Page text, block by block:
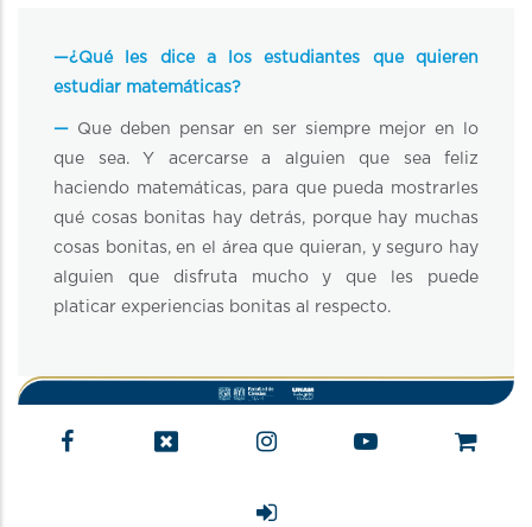
—¿Qué les dice a los estudiantes que quieren
estudiar matemáticas?
— Que deben pensar en ser siempre mejor en lo
que sea. Y acercarse a alguien que sea feliz
haciendo matemáticas, para que pueda mostrarles
qué cosas bonitas hay detrás, porque hay muchas
cosas bonitas, en el área que quieran, y seguro hay
alguien que disfruta mucho y que les puede
platicar experiencias bonitas al respecto.